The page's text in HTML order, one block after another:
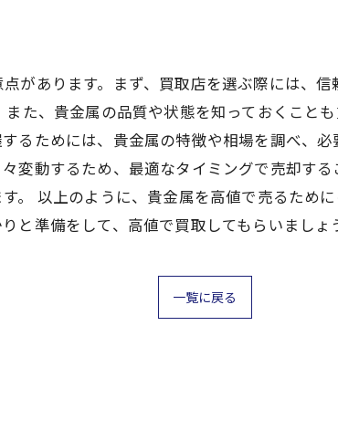
があります。まず、買取店を選ぶ際には、
た、貴金属の品質や状態を知っておくこと
るためには、貴金属の特徴や相場を調べ、
変動するため、最適なタイミングで売却す
。 以上のように、貴金属を高値で売るため
と準備をして、高値で買取してもらいましょ
一覧に戻る